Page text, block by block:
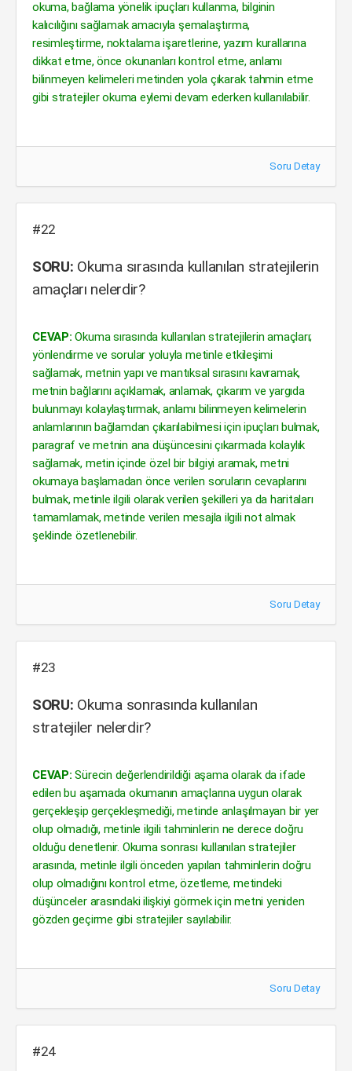
okuma, bağlama yönelik ipuçları kullanma, bilginin
kalıcılığını sağlamak amacıyla şemalaştırma,
resimleştirme, noktalama işaretlerine, yazım kurallarına
dikkat etme, önce okunanları kontrol etme, anlamı
bilinmeyen kelimeleri metinden yola çıkarak tahmin etme
gibi stratejiler okuma eylemi devam ederken kullanılabilir.
Soru Detay
#22
SORU: Okuma sırasında kullanılan stratejilerin
amaçları nelerdir?
CEVAP: Okuma sırasında kullanılan stratejilerin amaçları;
yönlendirme ve sorular yoluyla metinle etkileşimi
sağlamak, metnin yapı ve mantıksal sırasını kavramak,
metnin bağlarını açıklamak, anlamak, çıkarım ve yargıda
bulunmayı kolaylaştırmak, anlamı bilinmeyen kelimelerin
anlamlarının bağlamdan çıkarılabilmesi için ipuçları bulmak,
paragraf ve metnin ana düşüncesini çıkarmada kolaylık
sağlamak, metin içinde özel bir bilgiyi aramak, metni
okumaya başlamadan önce verilen soruların cevaplarını
bulmak, metinle ilgili olarak verilen şekilleri ya da haritaları
tamamlamak, metinde verilen mesajla ilgili not almak
şeklinde özetlenebilir.
Soru Detay
#23
SORU: Okuma sonrasında kullanılan
stratejiler nelerdir?
CEVAP: Sürecin değerlendirildiği aşama olarak da ifade
edilen bu aşamada okumanın amaçlarına uygun olarak
gerçekleşip gerçekleşmediği, metinde anlaşılmayan bir yer
olup olmadığı, metinle ilgili tahminlerin ne derece doğru
olduğu denetlenir. Okuma sonrası kullanılan stratejiler
arasında, metinle ilgili önceden yapılan tahminlerin doğru
olup olmadığını kontrol etme, özetleme, metindeki
düşünceler arasındaki ilişkiyi görmek için metni yeniden
gözden geçirme gibi stratejiler sayılabilir.
Soru Detay
#24